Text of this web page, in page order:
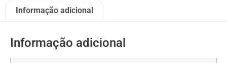
Informação adicional
Informação adicional